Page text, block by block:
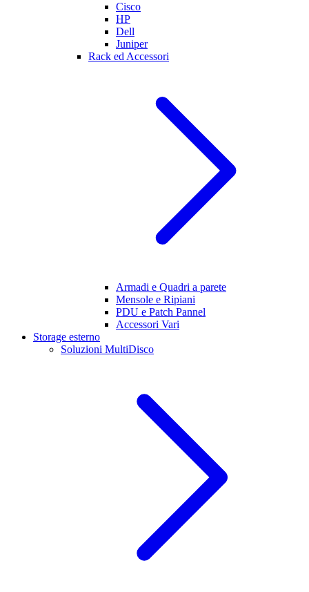
Cisco
HP
Dell
Juniper
Rack ed Accessori
Armadi e Quadri a parete
Mensole e Ripiani
PDU e Patch Pannel
Accessori Vari
Storage esterno
Soluzioni MultiDisco